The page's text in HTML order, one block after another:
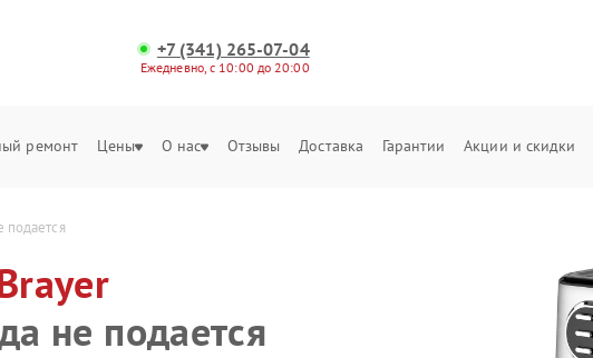
+7 (341) 265-07-04
Ежедневно, с 10:00 до 20:00
ремонт Цены О нас Отзывы Доставка Гарантии Акции и скидки
подается
не подается